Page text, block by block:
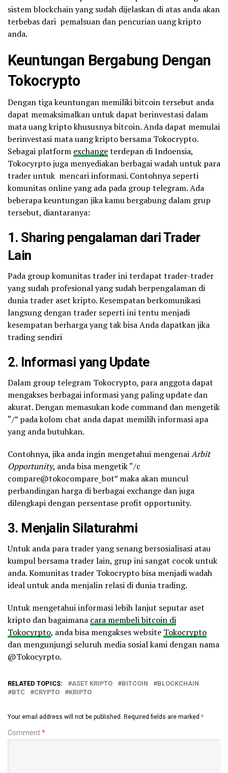
sistem blockchain yang sudah dijelaskan di atas anda akan
terbebas dari pemalsuan dan pencurian uang kripto
anda.
Keuntungan Bergabung Dengan
Tokocrypto
Dengan tiga keuntungan memiliki bitcoin tersebut anda
dapat memaksimalkan untuk dapat berinvestasi dalam
mata uang kripto khususnya bitcoin. Anda dapat memulai
berinvestasi mata uang kripto bersama Tokocrypto.
Sebagai platform exchangeterdepan di Indoensia,
Tokocyrpto juga menyediakan berbagai wadah untuk para
trader untuk mencari informasi. Contohnya seperti
komunitas online yang ada pada group telegram. Ada
beberapa keuntungan jika kamu bergabung dalam grup
tersebut, diantaranya:
1. Sharing pengalaman dari Trader
Lain
Pada group komunitas trader ini terdapat trader-trader
yang sudah profesional yang sudah berpengalaman di
dunia trader aset kripto. Kesempatan berkomunikasi
langsung dengan trader seperti ini tentu menjadi
kesempatan berharga yang tak bisa Anda dapatkan jika
trading sendiri
2. Informasi yang Update
Dalam group telegram Tokocrypto, para anggota dapat
mengakses berbagai informasi yang paling update dan
akurat. Dengan memasukan kode command dan mengetik
“/” pada kolom chat anda dapat memilih informasi apa
yang anda butuhkan.
Contohnya, jika anda ingin mengetahui mengenaiArbit
Opportunity, anda bisa mengetik “/c
compare@tokocompare_bot” maka akan muncul
perbandingan harga di berbagai exchange dan juga
dilengkapi dengan persentase profit opportunity.
3. Menjalin Silaturahmi
Untuk anda para trader yang senang bersosialisasi atau
kumpul bersama trader lain, grup ini sangat cocok untuk
anda. Komunitas trader Tokocrypto bisa menjadi wadah
ideal untuk anda menjalin relasi di dunia trading.
Untuk mengetahui informasi lebih lanjut seputar aset
kripto dan bagaimana cara membeli bitcoin di
Tokocyrpto, anda bisa mengakses website Tokocrypto
dan mengunjungi seluruh media sosial kami dengan nama
@Tokocyrpto.
RELATED TOPICS: ASET KRIPTO BITCOIN
BLOCKCHAIN
BTC
CRYPTO KRIPTO
Your email address will not be published. Required fields are marked *
Comment*